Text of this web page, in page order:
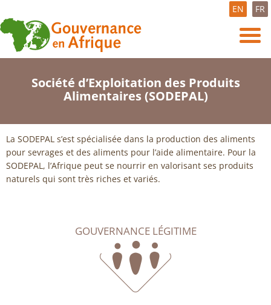
EN FR
Société d’Exploitation des Produits
Alimentaires (SODEPAL)
La SODEPAL s’est spécialisée dans la production des aliments
pour sevrages et des aliments pour l’aide alimentaire. Pour la
SODEPAL, l’Afrique peut se nourrir en valorisant ses produits
naturels qui sont très riches et variés.
GOUVERNANCE LÉGITIME